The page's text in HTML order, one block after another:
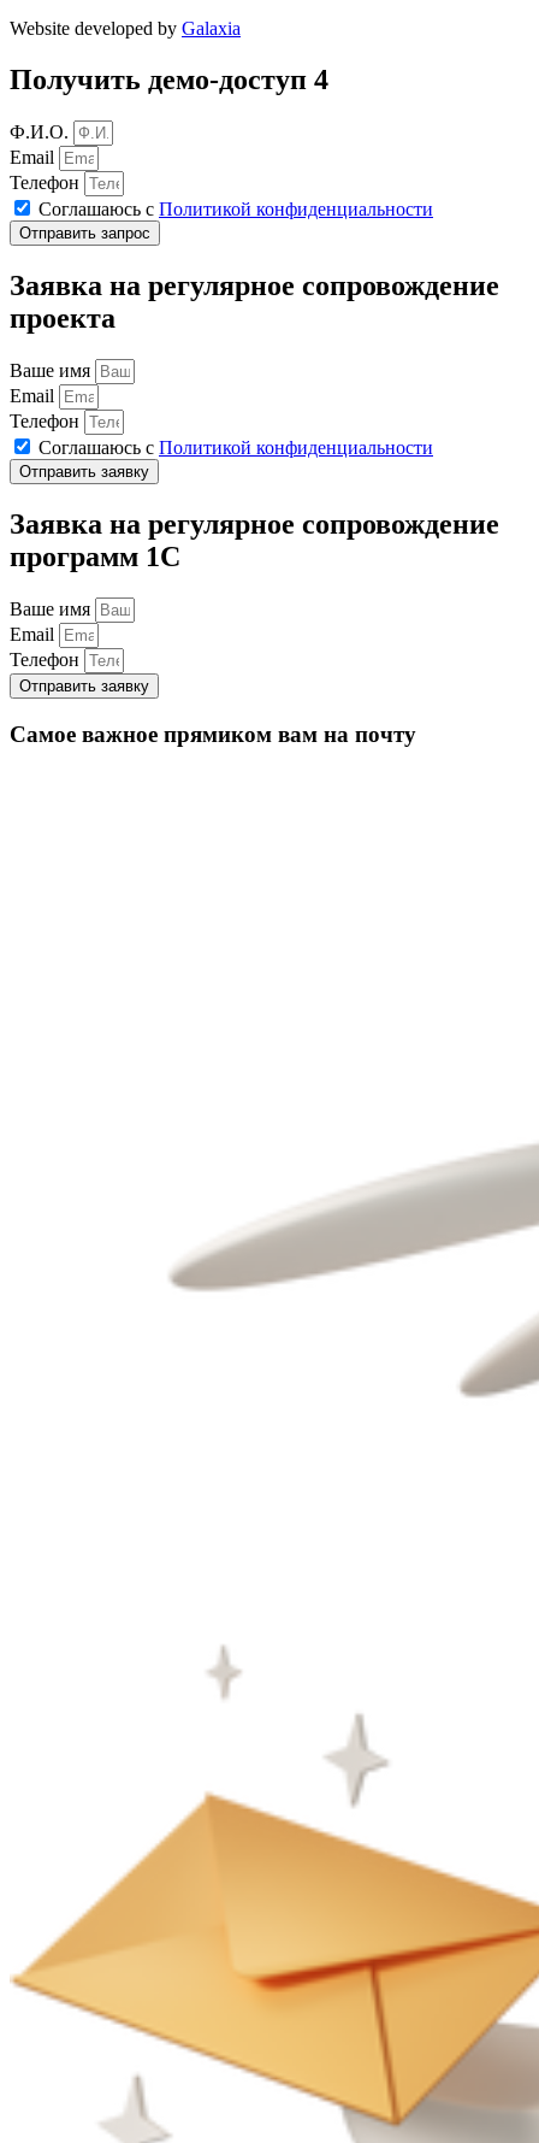
Website developed by Galaxia
Получить демо-доступ 4
Ф.И.О.
Email
Телефон
Соглашаюсь с Политикой конфиденциальности
Отправить запрос
Заявка на регулярное сопровождение
проекта
Ваше имя
Email
Телефон
Соглашаюсь с Политикой конфиденциальности
Отправить заявку
Заявка на регулярное сопровождение
программ 1С
Ваше имя
Email
Телефон
Отправить заявку
Самое важное прямиком вам на почту